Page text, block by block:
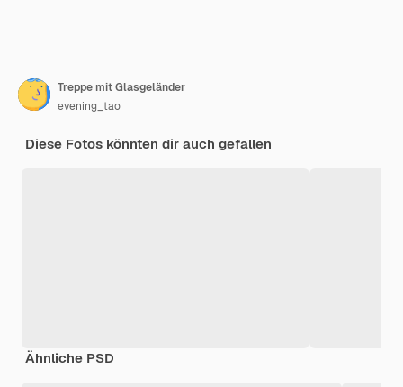
Treppe mit Glasgeländer
evening_tao
Diese Fotos könnten dir auch gefallen
Ähnliche PSD